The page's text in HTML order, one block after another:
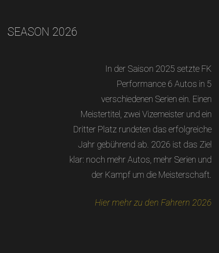
SEASON 2026
In der Saison 2025 setzte FK
Performance 6 Autos in 5
verschiedenen Serien ein. Einen
Meistertitel, zwei Vizemeister und ein
Dritter Platz rundeten das erfolgreiche
Jahr gebührend ab. 2026 ist das Ziel
klar: noch mehr Autos, mehr Serien und
der Kampf um die Meisterschaft.
Hier mehr zu den Fahrern 2026